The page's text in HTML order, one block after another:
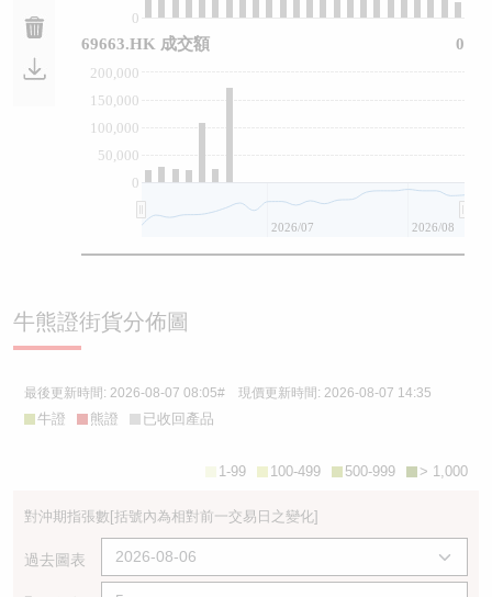
0
0
50,000
100,000
150,000
200,000
2026/07 2026/08
69663.HK 成交額 0
牛熊證街貨分佈圖
最後更新時間: 2026-08-07 08:05# 現價更新時間: 2026-08-07 14:35
牛證 熊證 已收回產品
> 1,000
500-999
100-499
1-99
對沖期指張數[括號內為相對前一交易日之變化]
過去圖表